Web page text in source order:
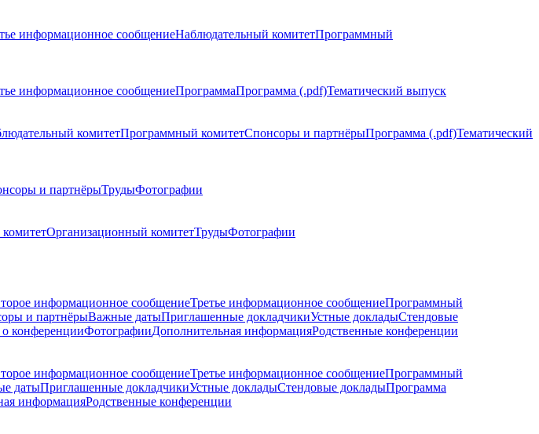
информационное сообщениеНаблюдательный комитетПрограммный
информационное сообщениеПрограммаПрограмма (.pdf)Тематический выпуск
комитетПрограммный комитетСпонсоры и партнёрыПрограмма (.pdf)Тематический
и партнёрыТрудыФотографии
Организационный комитетТрудыФотографии
информационное сообщениеТретье информационное сообщениеПрограммный
и партнёрыВажные датыПриглашенные докладчикиУстные докладыСтендовые
конференцииФотографииДополнительная информацияРодственные конференции
информационное сообщениеТретье информационное сообщениеПрограммный
датыПриглашенные докладчикиУстные докладыСтендовые докладыПрограмма
информацияРодственные конференции